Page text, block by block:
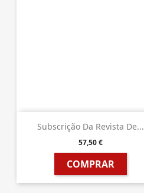
Subscrição Da Revista De...
57,50 €
COMPRAR